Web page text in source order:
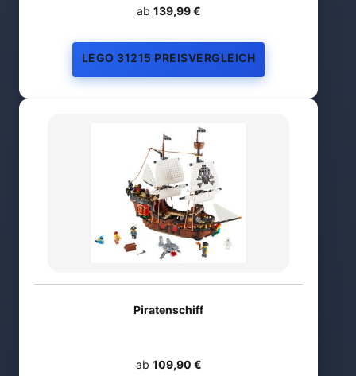
ab 139,99 €
LEGO 31215 PREISVERGLEICH
Piratenschiff
ab 109,90 €